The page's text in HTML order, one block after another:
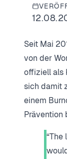
Seit Mai
von der
offiziell als
sich damit
einem
Prävention
“The